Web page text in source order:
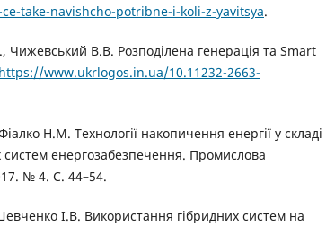
take-navishcho-potribne-i-koli-z-yavitsya.
Чижевський В.В. Розподілена генерація та Smart
https://www.ukrlogos.in.ua/10.11232-2663-
Н.М. Технології накопичення енергії у складі
систем енергозабезпечення. Промислова
№ 4. С. 44–54.
І.В. Використання гібридних систем на